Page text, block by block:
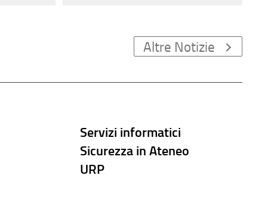
Altre Notizie
Servizi informatici
Sicurezza in Ateneo
URP